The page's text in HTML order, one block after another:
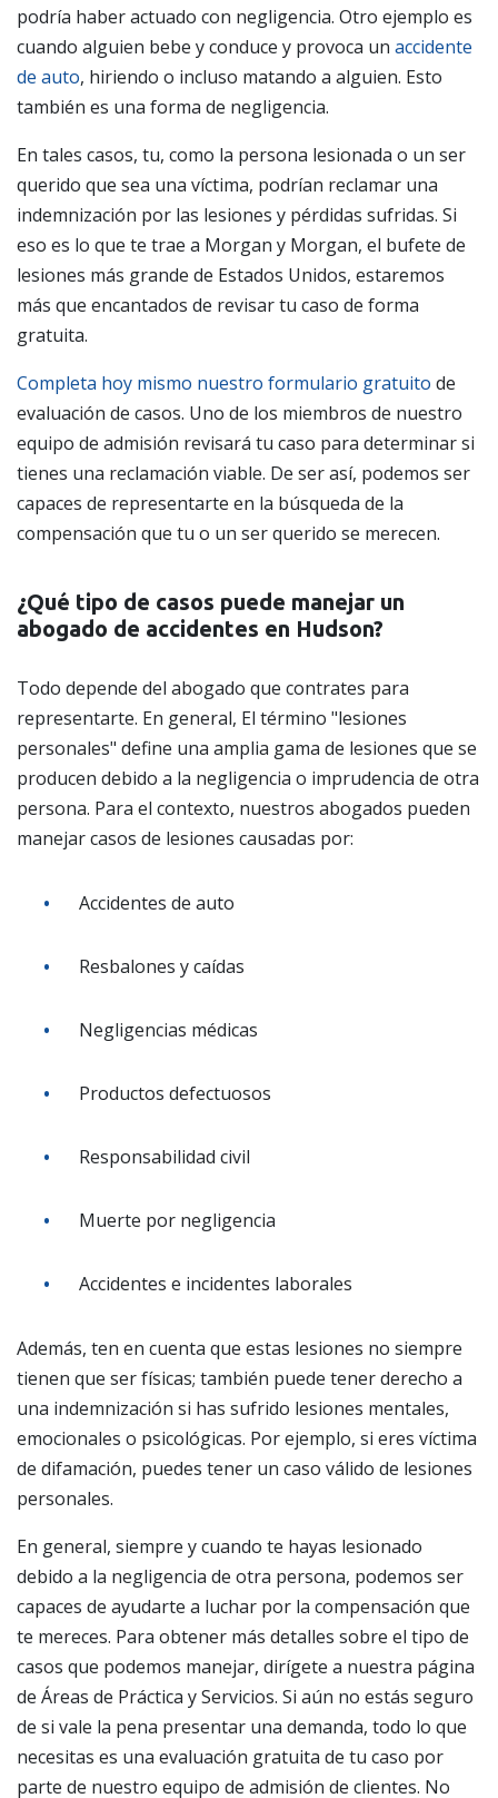
podría haber actuado con negligencia. Otro ejemplo es
cuando alguien bebe y conduce y provoca un accidente
de auto, hiriendo o incluso matando a alguien. Esto
también es una forma de negligencia.
En tales casos, tu, como la persona lesionada o un ser
querido que sea una víctima, podrían reclamar una
indemnización por las lesiones y pérdidas sufridas. Si
eso es lo que te trae a Morgan y Morgan, el bufete de
lesiones más grande de Estados Unidos, estaremos
más que encantados de revisar tu caso de forma
gratuita.
Completa hoy mismo nuestro formulario gratuito de
evaluación de casos. Uno de los miembros de nuestro
equipo de admisión revisará tu caso para determinar si
tienes una reclamación viable. De ser así, podemos ser
capaces de representarte en la búsqueda de la
compensación que tu o un ser querido se merecen.
¿Qué tipo de casos puede manejar un
abogado de accidentes en Hudson?
Todo depende del abogado que contrates para
representarte. En general, El término "lesiones
personales" define una amplia gama de lesiones que se
producen debido a la negligencia o imprudencia de otra
persona. Para el contexto, nuestros abogados pueden
manejar casos de lesiones causadas por:
Accidentes de auto
Resbalones y caídas
Negligencias médicas
Productos defectuosos
Responsabilidad civil
Muerte por negligencia
Accidentes e incidentes laborales
Además, ten en cuenta que estas lesiones no siempre
tienen que ser físicas; también puede tener derecho a
una indemnización si has sufrido lesiones mentales,
emocionales o psicológicas. Por ejemplo, si eres víctima
de difamación, puedes tener un caso válido de lesiones
personales.
En general, siempre y cuando te hayas lesionado
debido a la negligencia de otra persona, podemos ser
capaces de ayudarte a luchar por la compensación que
te mereces. Para obtener más detalles sobre el tipo de
casos que podemos manejar, dirígete a nuestra página
de Áreas de Práctica y Servicios. Si aún no estás seguro
de si vale la pena presentar una demanda, todo lo que
necesitas es una evaluación gratuita de tu caso por
parte de nuestro equipo de admisión de clientes. No